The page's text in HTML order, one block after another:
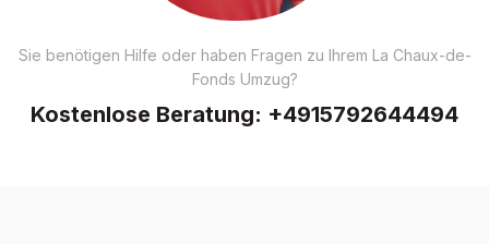
Sie benötigen Hilfe oder haben Fragen zu Ihrem La Chaux-de-
Fonds Umzug?
Kostenlose Beratung: +4915792644494